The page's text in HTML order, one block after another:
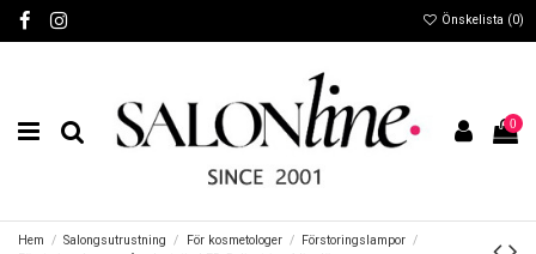
Önskelista (0)
0
Hem Salongsutrustning För kosmetologer
Förstoringslampor